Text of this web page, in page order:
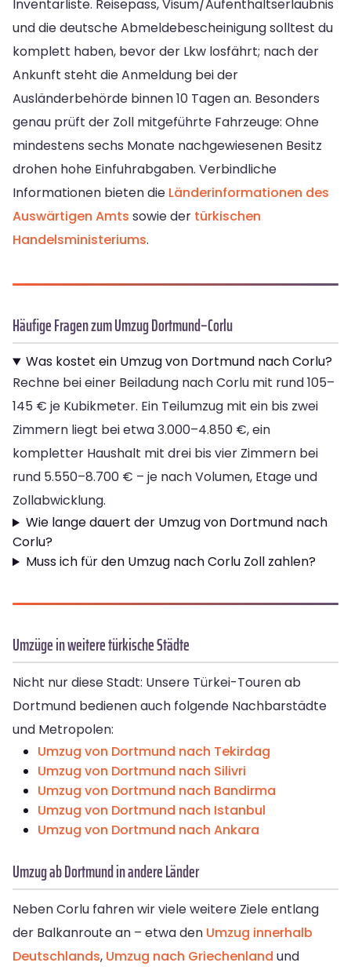
Inventarliste. Reisepass, Visum/Aufenthaltserlaubnis
und die deutsche Abmeldebescheinigung solltest du
komplett haben, bevor der Lkw losfährt; nach der
Ankunft steht die Anmeldung bei der
Ausländerbehörde binnen 10 Tagen an. Besonders
genau prüft der Zoll mitgeführte Fahrzeuge: Ohne
mindestens sechs Monate nachgewiesenen Besitz
drohen hohe Einfuhrabgaben. Verbindliche
Informationen bieten die Länderinformationen des
Auswärtigen Amts sowie der türkischen
Handelsministeriums.
Häufige Fragen zum Umzug Dortmund–Corlu
Was kostet ein Umzug von Dortmund nach Corlu?
Rechne bei einer Beiladung nach Corlu mit rund 105–
145 € je Kubikmeter. Ein Teilumzug mit ein bis zwei
Zimmern liegt bei etwa 3.000–4.850 €, ein
kompletter Haushalt mit drei bis vier Zimmern bei
rund 5.550–8.700 € – je nach Volumen, Etage und
Zollabwicklung.
Wie lange dauert der Umzug von Dortmund nach
Corlu?
Muss ich für den Umzug nach Corlu Zoll zahlen?
Umzüge in weitere türkische Städte
Nicht nur diese Stadt: Unsere Türkei-Touren ab
Dortmund bedienen auch folgende Nachbarstädte
und Metropolen:
Umzug von Dortmund nach Tekirdag
Umzug von Dortmund nach Silivri
Umzug von Dortmund nach Bandirma
Umzug von Dortmund nach Istanbul
Umzug von Dortmund nach Ankara
Umzug ab Dortmund in andere Länder
Neben Corlu fahren wir viele weitere Ziele entlang
der Balkanroute an – etwa den Umzug innerhalb
Deutschlands, Umzug nach Griechenland und